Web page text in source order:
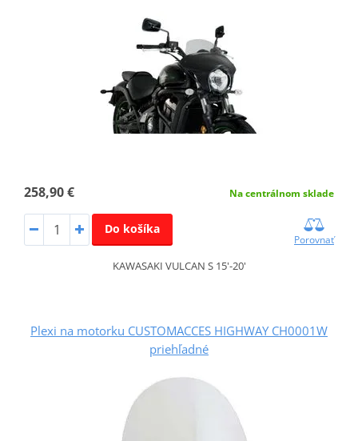
258,90 € Na centrálnom sklade
Do košíka
Porovnať
KAWASAKI VULCAN S 15'-20'
Plexi na motorku CUSTOMACCES HIGHWAY CH0001W
priehľadné